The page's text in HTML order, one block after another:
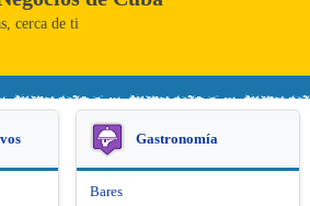
cerca de ti
Gastronomía
Bares